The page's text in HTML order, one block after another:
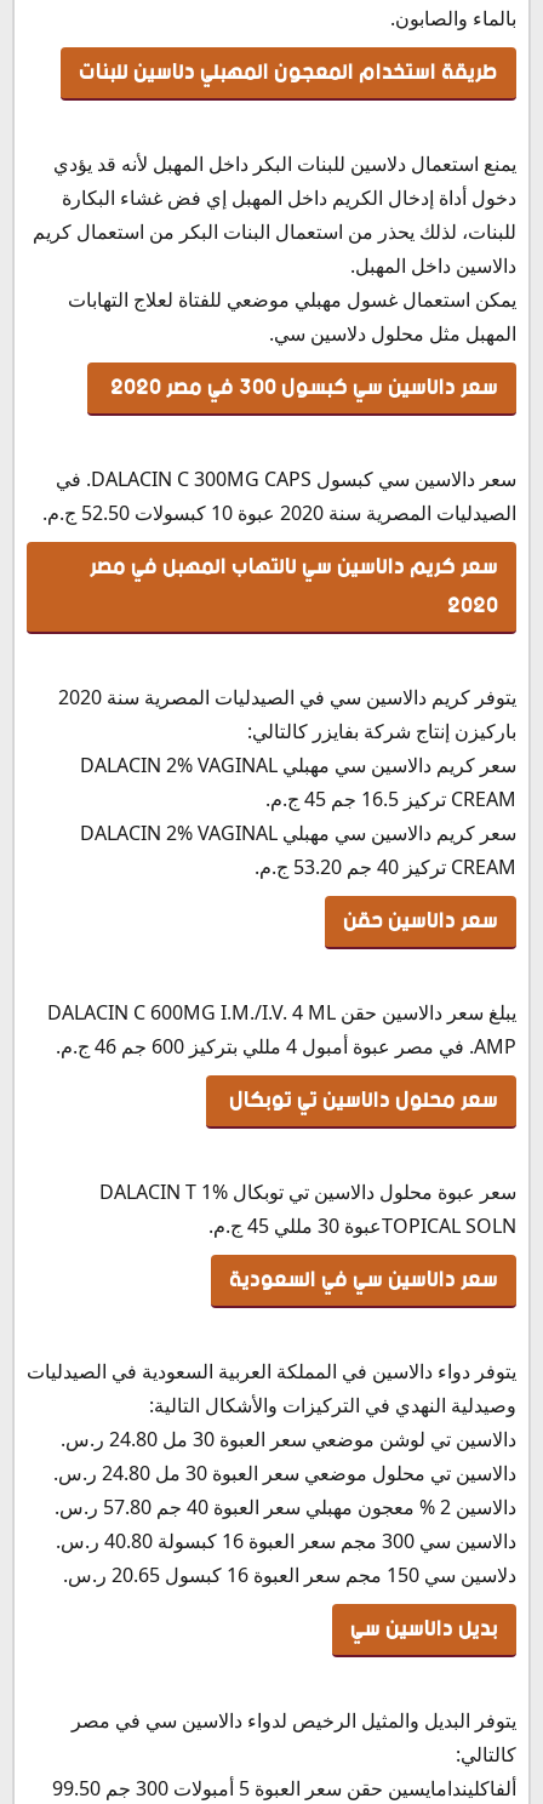
بالماء والصابون.
طريقة استخدام المعجون المهبلي دلاسين للبنات
يمنع استعمال دلاسين للبنات البكر داخل المهبل لأنه قد يؤدي
دخول أداة إدخال الكريم داخل المهبل إي فض غشاء البكارة
للبنات، لذلك يحذر من استعمال البنات البكر من استعمال كريم
دالاسين داخل المهبل.
يمكن استعمال غسول مهبلي موضعي للفتاة لعلاج التهابات
المهبل مثل محلول دلاسين سي.
سعر دالاسين سي كبسول 300 في مصر 2020
سعر دالاسين سي كبسول DALACIN C 300MG CAPS. في
الصيدليات المصرية سنة 2020 عبوة 10 كبسولات 52.50 ج.م.
سعر كريم دالاسين سي لالتهاب المهبل في مصر
2020
يتوفر كريم دالاسين سي في الصيدليات المصرية سنة 2020
باركيزن إنتاج شركة بفايزر كالتالي:
سعر كريم دالاسين سي مهبلي DALACIN 2% VAGINAL
CREAM تركيز 16.5 جم 45 ج.م.
سعر كريم دالاسين سي مهبلي DALACIN 2% VAGINAL
CREAM تركيز 40 جم 53.20 ج.م.
سعر دالاسين حقن
يبلغ سعر دالاسين حقن DALACIN C 600MG I.M./I.V. 4 ML
AMP. في مصر عبوة أمبول 4 مللي بتركيز 600 جم 46 ج.م.
سعر محلول دالاسين تي توبكال
سعر عبوة محلول دالاسين تي توبكال DALACIN T 1%
TOPICAL SOLNعبوة 30 مللي 45 ج.م.
سعر دالاسين سي في السعودية
يتوفر دواء دالاسين في المملكة العربية السعودية في الصيدليات
وصيدلية النهدي في التركيزات والأشكال التالية:
دالاسين تي لوشن موضعي سعر العبوة 30 مل 24.80 ر.س.‏
دالاسين تي محلول موضعي سعر العبوة 30 مل 24.80 ر.س.‏
دالاسين 2 % معجون مهبلي سعر العبوة 40 جم 57.80 ر.س.‏
دالاسين سي 300 مجم سعر العبوة 16 كبسولة 40.80 ر.س.‏
دلاسين سي 150 مجم سعر العبوة 16 كبسول 20.65 ر.س.‏
بديل دالاسين سي
يتوفر البديل والمثيل الرخيص لدواء دالاسين سي في مصر
كالتالي:
ألفاكليندامايسين حقن سعر العبوة 5 أمبولات 300 جم 99.50